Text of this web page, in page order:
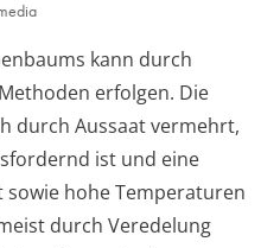
kann durch
erfolgen. Die
durch Aussaat vermehrt,
ist und eine
sowie hohe Temperaturen
durch Veredelung